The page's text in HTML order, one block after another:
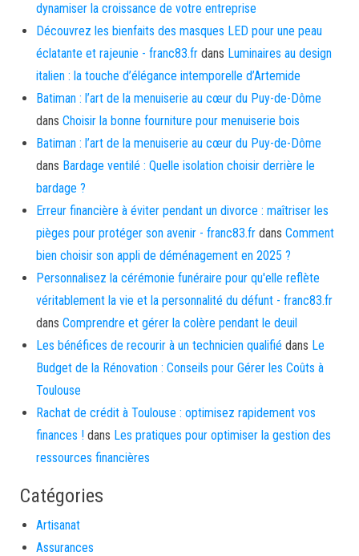
dynamiser la croissance de votre entreprise
Découvrez les bienfaits des masques LED pour une peau
éclatante et rajeunie - franc83.fr dans Luminaires au design
italien : la touche d’élégance intemporelle d’Artemide
Batiman : l’art de la menuiserie au cœur du Puy-de-Dôme
dans Choisir la bonne fourniture pour menuiserie bois
Batiman : l’art de la menuiserie au cœur du Puy-de-Dôme
dans Bardage ventilé : Quelle isolation choisir derrière le
bardage ?
Erreur financière à éviter pendant un divorce : maîtriser les
pièges pour protéger son avenir - franc83.fr dans Comment
bien choisir son appli de déménagement en 2025 ?
Personnalisez la cérémonie funéraire pour qu'elle reflète
véritablement la vie et la personnalité du défunt - franc83.fr
dans Comprendre et gérer la colère pendant le deuil
Les bénéfices de recourir à un technicien qualifié dans Le
Budget de la Rénovation : Conseils pour Gérer les Coûts à
Toulouse
Rachat de crédit à Toulouse : optimisez rapidement vos
finances ! dans Les pratiques pour optimiser la gestion des
ressources financières
Catégories
Artisanat
Assurances